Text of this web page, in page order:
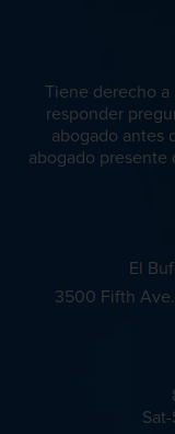
Fraude
Peligro
Tiene derecho a
responder
abogado antes
abogado presente
El
3500 Fifth